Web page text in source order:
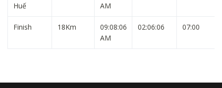
Huế
AM
Finish 18Km
09:08:06
AM
02:06:06 07:00